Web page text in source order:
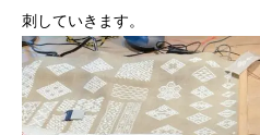
刺していきます。